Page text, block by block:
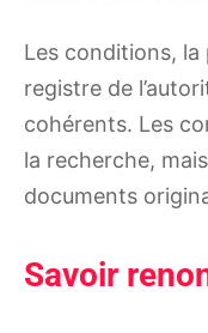
Les conditions, la
registre de
cohérents. Les
la recherche,
documents
Savoir